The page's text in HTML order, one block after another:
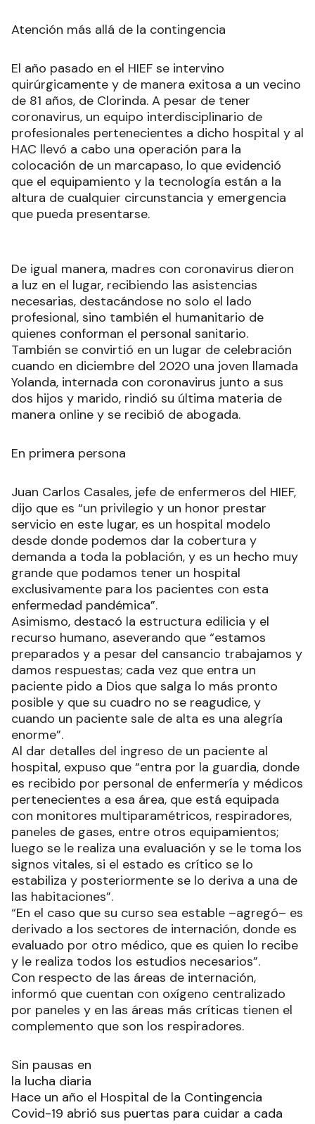
Atención más allá de la contingencia
El año pasado en el HIEF se intervino
quirúrgicamente y de manera exitosa a un vecino
de 81 años, de Clorinda. A pesar de tener
coronavirus, un equipo interdisciplinario de
profesionales pertenecientes a dicho hospital y al
HAC llevó a cabo una operación para la
colocación de un marcapaso, lo que evidenció
que el equipamiento y la tecnología están a la
altura de cualquier circunstancia y emergencia
que pueda presentarse.
De igual manera, madres con coronavirus dieron
a luz en el lugar, recibiendo las asistencias
necesarias, destacándose no solo el lado
profesional, sino también el humanitario de
quienes conforman el personal sanitario.
También se convirtió en un lugar de celebración
cuando en diciembre del 2020 una joven llamada
Yolanda, internada con coronavirus junto a sus
dos hijos y marido, rindió su última materia de
manera online y se recibió de abogada.
En primera persona
Juan Carlos Casales, jefe de enfermeros del HIEF,
dijo que es “un privilegio y un honor prestar
servicio en este lugar, es un hospital modelo
desde donde podemos dar la cobertura y
demanda a toda la población, y es un hecho muy
grande que podamos tener un hospital
exclusivamente para los pacientes con esta
enfermedad pandémica”.
Asimismo, destacó la estructura edilicia y el
recurso humano, aseverando que “estamos
preparados y a pesar del cansancio trabajamos y
damos respuestas; cada vez que entra un
paciente pido a Dios que salga lo más pronto
posible y que su cuadro no se reagudice, y
cuando un paciente sale de alta es una alegría
enorme”.
Al dar detalles del ingreso de un paciente al
hospital, expuso que “entra por la guardia, donde
es recibido por personal de enfermería y médicos
pertenecientes a esa área, que está equipada
con monitores multiparamétricos, respiradores,
paneles de gases, entre otros equipamientos;
luego se le realiza una evaluación y se le toma los
signos vitales, si el estado es crítico se lo
estabiliza y posteriormente se lo deriva a una de
las habitaciones”.
“En el caso que su curso sea estable –agregó– es
derivado a los sectores de internación, donde es
evaluado por otro médico, que es quien lo recibe
y le realiza todos los estudios necesarios”.
Con respecto de las áreas de internación,
informó que cuentan con oxígeno centralizado
por paneles y en las áreas más críticas tienen el
complemento que son los respiradores.
Sin pausas en
la lucha diaria
Hace un año el Hospital de la Contingencia
Covid-19 abrió sus puertas para cuidar a cada